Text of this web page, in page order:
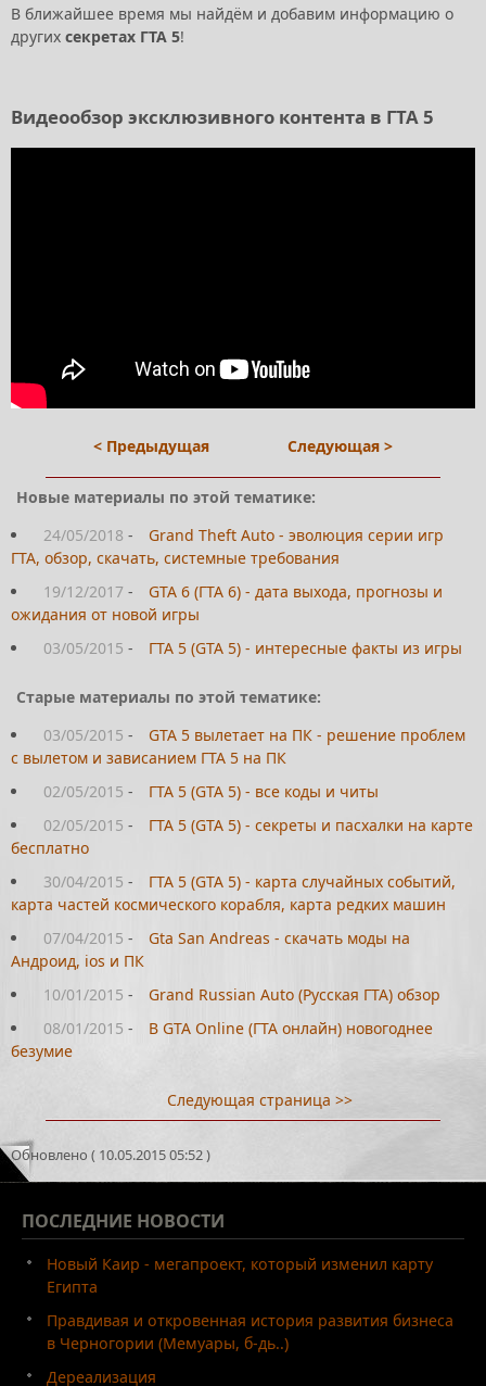
В ближайшее время мы найдём и добавим информацию о
других секретах ГТА 5!
Видеообзор эксклюзивного контента в ГТА 5
< Предыдущая Следующая >
Новые материалы по этой тематике:
24/05/2018 -
Grand Theft Auto - эволюция серии игр
ГТА, обзор, скачать, системные требования
19/12/2017 -
GTA 6 (ГТА 6) - дата выхода, прогнозы и
ожидания от новой игры
03/05/2015 - ГТА 5 (GTA 5) - интересные факты из игры
Старые материалы по этой тематике:
03/05/2015 -
GTA 5 вылетает на ПК - решение проблем
с вылетом и зависанием ГТА 5 на ПК
02/05/2015 -
ГТА 5 (GTA 5) - все коды и читы
02/05/2015 -
ГТА 5 (GTA 5) - секреты и пасхалки на карте
бесплатно
30/04/2015 -
ГТА 5 (GTA 5) - карта случайных событий,
карта частей космического корабля, карта редких машин
07/04/2015 -
Gta San Andreas - скачать моды на
Андроид, ios и ПК
10/01/2015 -
Grand Russian Auto (Русская ГТА) обзор
08/01/2015 -
В GTA Online (ГТА онлайн) новогоднее
безумие
Следующая страница >>
Обновлено ( 10.05.2015 05:52 )
ПОСЛЕДНИЕ НОВОСТИ
Новый Каир - мегапроект, который изменил карту
Египта
Правдивая и откровенная история развития бизнеса
в Черногории (Мемуары, б-дь..)
Дереализация